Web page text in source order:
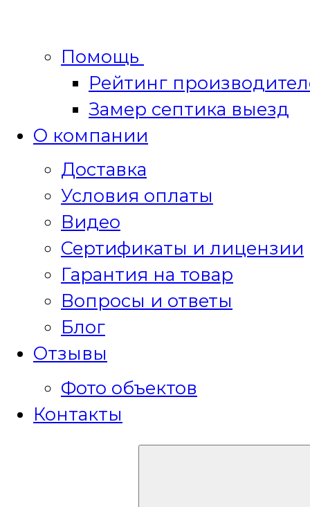
Помощь
Рейтинг
Замер септика выезд
О компании
Доставка
Условия оплаты
Видео
Сертификаты и лицензии
Гарантия на товар
Вопросы и ответы
Блог
Отзывы
Фото объектов
Контакты